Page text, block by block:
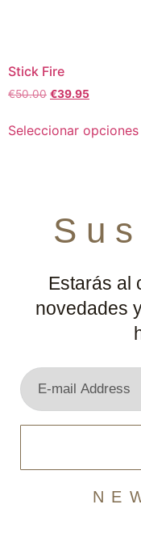
Stick Fire
€50.00 €39.95
Seleccionar opciones
S u
Estarás al
novedades
N E